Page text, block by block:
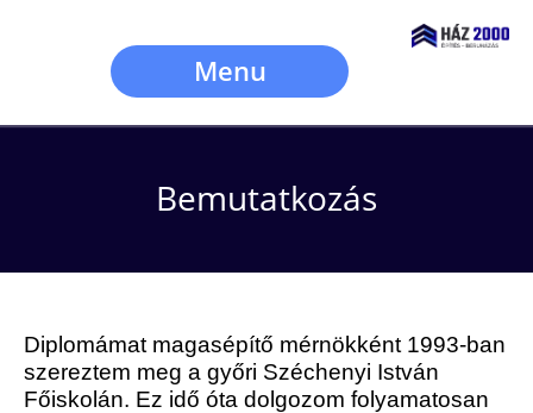
Menu
Bemutatkozás
Diplomámat magasépítő mérnökként 1993-ban
szereztem meg a győri Széchenyi István
Főiskolán. Ez idő óta dolgozom folyamatosan